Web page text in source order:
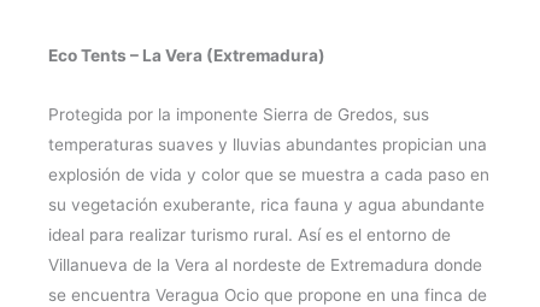
Eco Tents – La Vera (Extremadura)
Protegida por la imponente Sierra de Gredos, sus
temperaturas suaves y lluvias abundantes propician una
explosión de vida y color que se muestra a cada paso en
su vegetación exuberante, rica fauna y agua abundante
ideal para realizar turismo rural. Así es el entorno de
Villanueva de la Vera al nordeste de Extremadura donde
se encuentra Veragua Ocio que propone en una finca de